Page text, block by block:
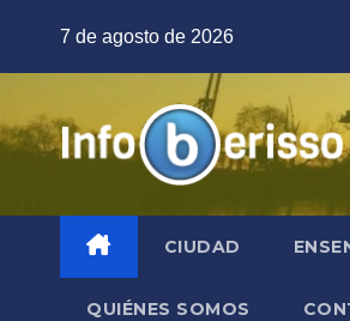
7 de agosto de 2026
CIUDAD
QUIÉNES SOMOS